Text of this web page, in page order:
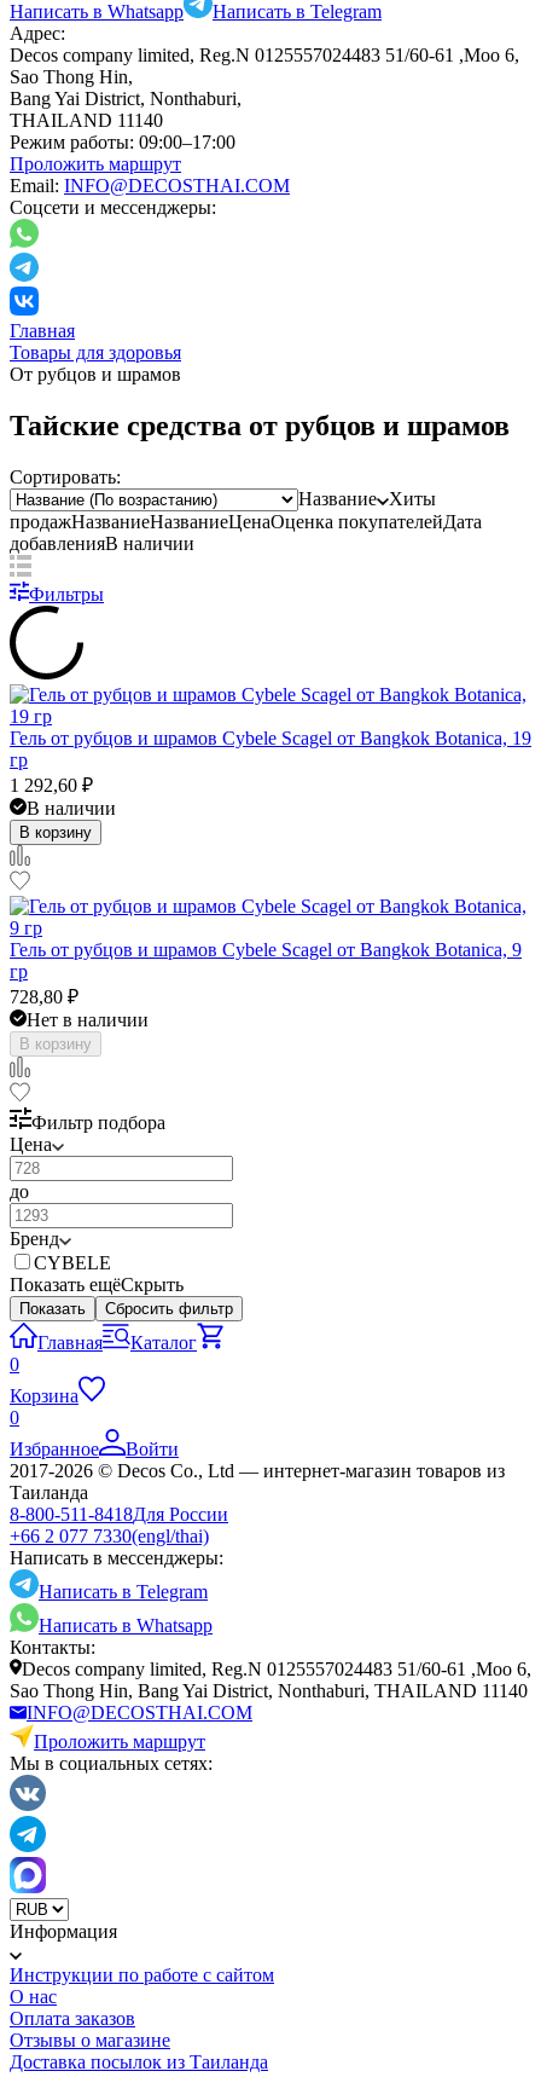
Написать в Whatsapp
Написать в Telegram
Адрес:
Decos company limited, Reg.N 0125557024483 51/60-61 ,Moo 6,
Sao Thong Hin,
Bang Yai District, Nonthaburi,
THAILAND 11140
Режим работы: 09:00–17:00
Проложить маршрут
Email: INFO@DECOSTHAI.COM
Соцсети и мессенджеры:
Главная
Товары для здоровья
От рубцов и шрамов
Тайские средства от рубцов и шрамов
Сортировать:
Название
Хиты
продажНазваниеНазваниеЦенаОценка покупателейДата
добавленияВ наличии
Фильтры
Гель от рубцов и шрамов Cybele Scagel от Bangkok Botanica, 19
гр
1 292,60 ₽
В наличии
В корзину
Гель от рубцов и шрамов Cybele Scagel от Bangkok Botanica, 9
гр
728,80 ₽
Нет в наличии
В корзину
Фильтр подбора
Цена
до
Бренд
CYBELE
Показать ещёСкрыть
Показать Сбросить фильтр
Главная
Каталог
0
Корзина
0
Избранное
Войти
2017-2026 © Decos Co., Ltd — интернет-магазин товаров из
Таиланда
8-800-511-8418Для России
+66 2 077 7330(engl/thai)
Написать в мессенджеры:
Написать в Telegram
Написать в Whatsapp
Контакты:
Decos company limited, Reg.N 0125557024483 51/60-61 ,Moo 6,
Sao Thong Hin, Bang Yai District, Nonthaburi, THAILAND 11140
INFO@DECOSTHAI.COM
Проложить маршрут
Мы в социальных сетях:
Информация
Инструкции по работе с сайтом
О нас
Оплата заказов
Отзывы о магазине
Доставка посылок из Таиланда